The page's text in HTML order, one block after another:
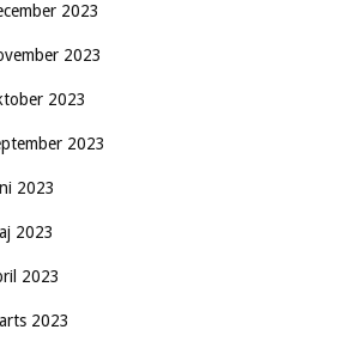
2023
2023
2023
2023
2023
2023
2023
2023